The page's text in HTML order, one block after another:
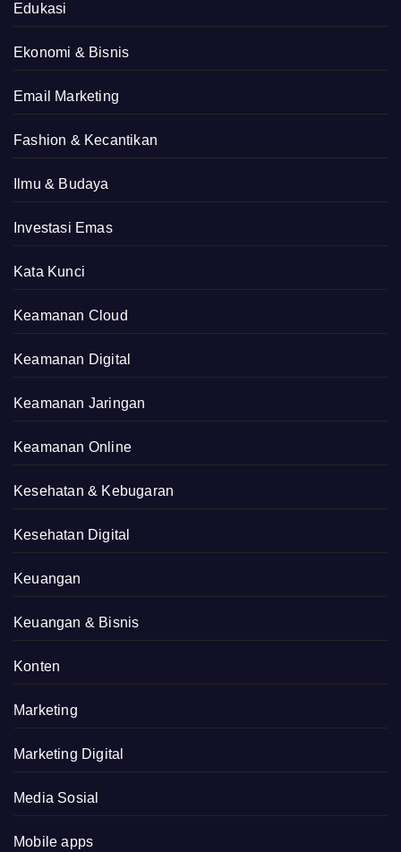
Edukasi
Ekonomi & Bisnis
Email Marketing
Fashion & Kecantikan
Ilmu & Budaya
Investasi Emas
Kata Kunci
Keamanan Cloud
Keamanan Digital
Keamanan Jaringan
Keamanan Online
Kesehatan & Kebugaran
Kesehatan Digital
Keuangan
Keuangan & Bisnis
Konten
Marketing
Marketing Digital
Media Sosial
Mobile apps